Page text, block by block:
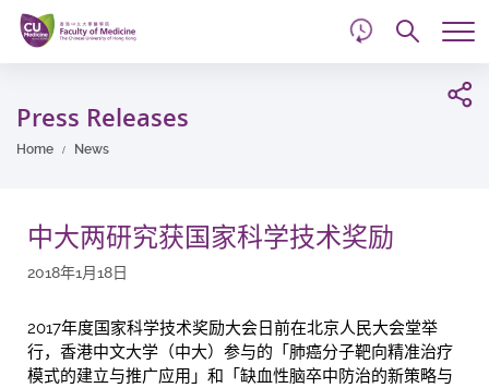
Skip
main
content
Press Releases
Home News
中大两研究获国家科学技术奖励
2018年1月18日
2017年度国家科学技术奖励大会日前在北京人民大会堂举
行，香港中文大学（中大）参与的「肺癌分子靶向精准治疗
模式的建立与推广应用」和「缺血性脑卒中防治的新策略与